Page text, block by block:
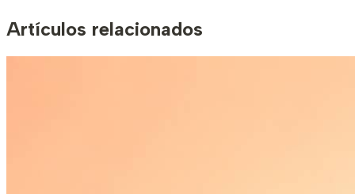
Artículos relacionados